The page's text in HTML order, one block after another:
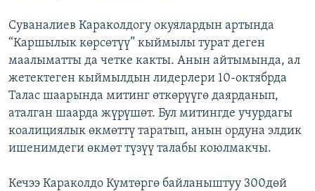
Суваналиев Караколдогу окуялардын артында
“Каршылык көрсөтүү” кыймылы турат деген
маалыматты да четке какты. Анын айтымында, ал
жетектеген кыймылдын лидерлери 10-октябрда
Талас шаарында митинг өткөрүүгө даярданып,
аталган шаарда жүрүшөт. Бул митингде учурдагы
коалициялык өкмөттү таратып, анын ордуна элдик
ишенимдеги өкмөт түзүү талабы коюлмакчы.
Кечээ Караколдо Кумтөргө байланыштуу 300дөй